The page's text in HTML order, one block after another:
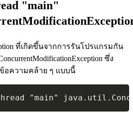
"main"
ที่เกิดขึ้นจากการรันโปรแกรมกัน
ซึ่ง
อความคล้าย ๆ แบบนี้